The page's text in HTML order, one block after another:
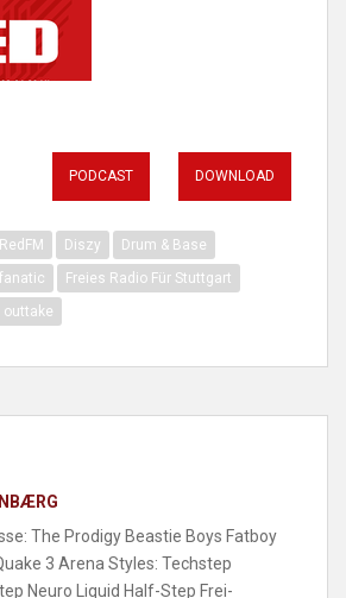
DOWNLOAD
PODCAST
Diszy
Drum & Base
fanatic
Freies Radio Für Stuttgart
outtake
The Prodigy Beastie Boys Fatboy
3 Arena Styles: Techstep
Neuro Liquid Half-Step Frei-